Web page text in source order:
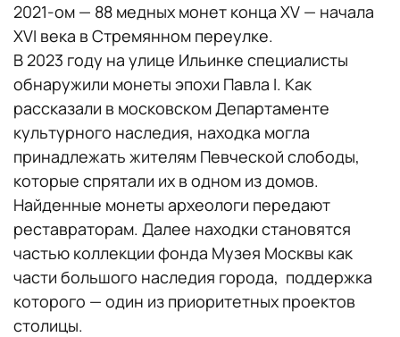
2021-ом — 88 медных монет конца XV — начала
XVI века в Стремянном переулке.
В 2023 году на улице Ильинке специалисты
обнаружили монеты эпохи Павла I. Как
рассказали в московском Департаменте
культурного наследия, находка могла
принадлежать жителям Певческой слободы,
которые спрятали их в одном из домов.
Найденные монеты археологи передают
реставраторам. Далее находки становятся
частью коллекции фонда Музея Москвы как
части большого наследия города, поддержка
которого — один из приоритетных проектов
столицы.